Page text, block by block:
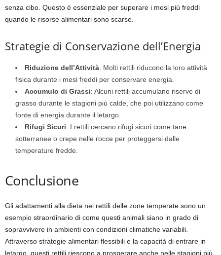
senza cibo. Questo è essenziale per superare i mesi più freddi
quando le risorse alimentari sono scarse.
Strategie di Conservazione dell’Energia
Riduzione dell’Attività: Molti rettili riducono la loro attività
fisica durante i mesi freddi per conservare energia.
Accumulo di Grassi: Alcuni rettili accumulano riserve di
grasso durante le stagioni più calde, che poi utilizzano come
fonte di energia durante il letargo.
Rifugi Sicuri: I rettili cercano rifugi sicuri come tane
sotterranee o crepe nelle rocce per proteggersi dalle
temperature fredde.
Conclusione
Gli adattamenti alla dieta nei rettili delle zone temperate sono un
esempio straordinario di come questi animali siano in grado di
sopravvivere in ambienti con condizioni climatiche variabili.
Attraverso strategie alimentari flessibili e la capacità di entrare in
letargo, questi rettili riescono a prosperare anche nelle stagioni più